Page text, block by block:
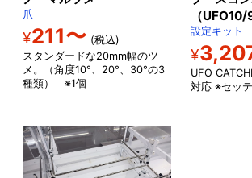
爪
¥211〜 (税込)
スタンダードな20mm幅のツ
メ。（角度10°、20°、30°の3
種類） ※1個
（
設定キット
¥
UFO
対応 ※セッ